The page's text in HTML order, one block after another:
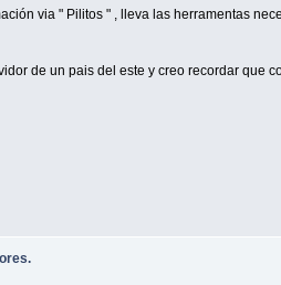
via " Pilitos " , lleva las herramentas
de un pais del este y creo recordar que